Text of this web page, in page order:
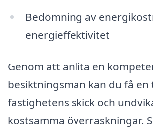
Bedömning av
energieffektivitet
Genom att anlita en
besiktningsman kan du få en
fastighetens skick och
kostsamma överraskningar.